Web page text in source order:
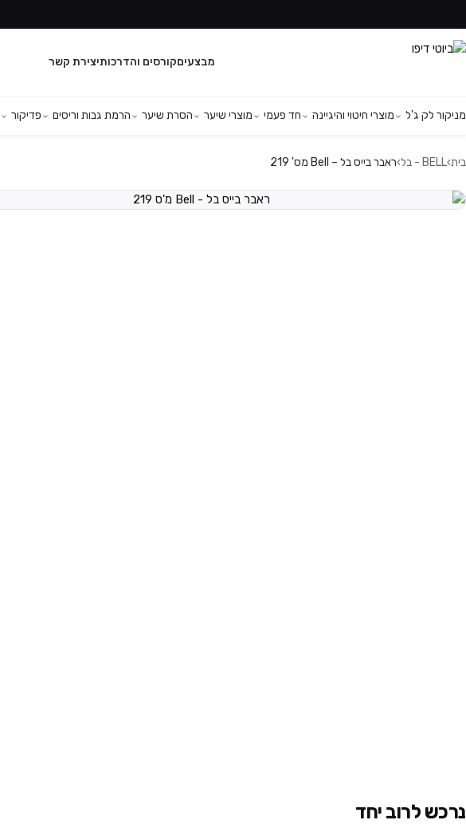
מבצעיםקורסים והדרכותיצירת קשר
מניקור לק ג'ל מוצרי חיטוי והיגיינה חד פעמי מוצרי שיער הסרת שיער הרמת גבות וריסים פדיקור
בית›BELL - בל ›ראבר בייס בל – Bell מס' 219
נרכש לרוב יחד